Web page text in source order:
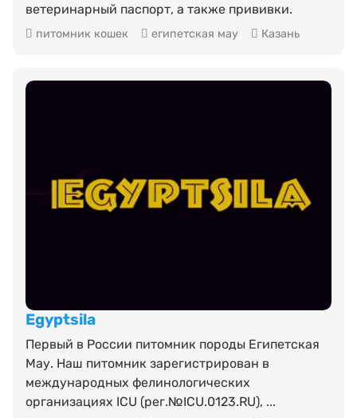
ветеринарный паспорт, а также прививки.
питомник кошек египетская мау Казань
Egyptsila
Первый в России питомник породы Египетская
Мау. Наш питомник зарегистрирован в
международных фелинологических
организациях ICU (рег.№ICU.0123.RU), ...